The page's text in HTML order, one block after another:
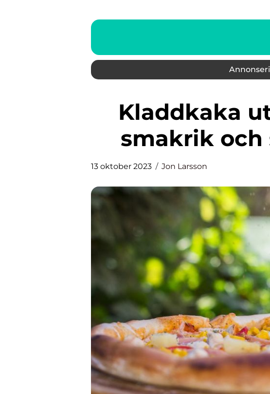
Kladdkaka utan smör – en
smakrik
13 oktober 2023 Jon Larsson